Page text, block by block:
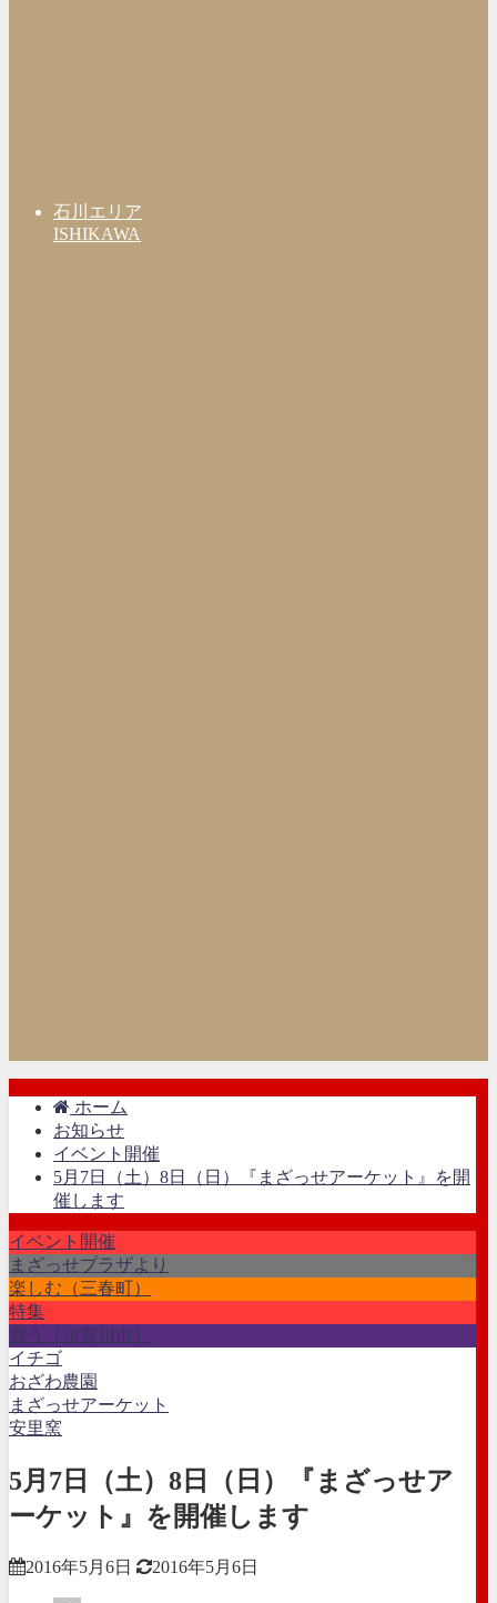
石川エリア
ISHIKAWA
ホーム
お知らせ
イベント開催
5月7日（土）8日（日）『まざっせアーケット』を開
催します
イベント開催
まざっせプラザより
楽しむ（三春町）
特集
買う（須賀川市）
イチゴ
おざわ農園
まざっせアーケット
安里窯
5月7日（土）8日（日）『まざっせア
ーケット』を開催します
2016年5月6日 2016年5月6日